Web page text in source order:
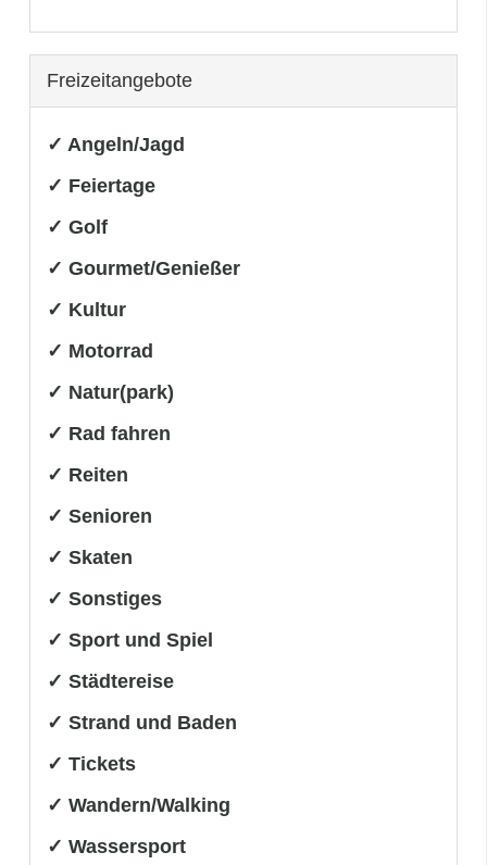
Freizeitangebote
✓ Angeln/Jagd
✓ Feiertage
✓ Golf
✓ Gourmet/Genießer
✓ Kultur
✓ Motorrad
✓ Natur(park)
✓ Rad fahren
✓ Reiten
✓ Senioren
✓ Skaten
✓ Sonstiges
✓ Sport und Spiel
✓ Städtereise
✓ Strand und Baden
✓ Tickets
✓ Wandern/Walking
✓ Wassersport